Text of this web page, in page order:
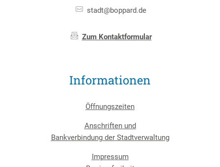
stadt@boppard.de
Zum Kontaktformular
Informationen
Öffnungszeiten
Anschriften und
Bankverbindung der Stadtverwaltung
Impressum